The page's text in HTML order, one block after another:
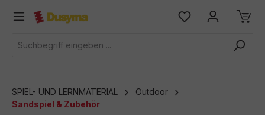
springen
SPIEL- UND LERNMATERIAL
Outdoor
Sandspiel & Zubehör